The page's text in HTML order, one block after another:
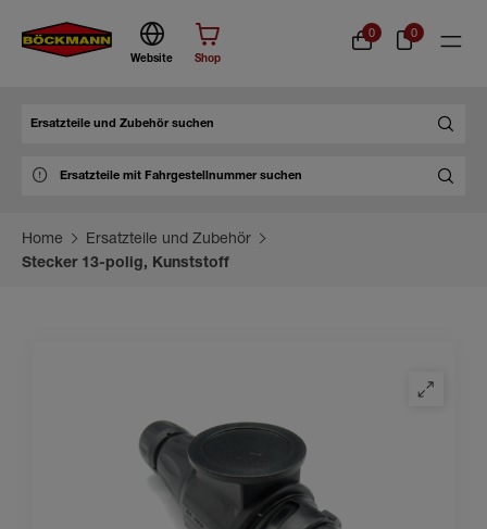
Website Shop
0 0
Home
Ersatzteile und Zubehör
Stecker 13-polig, Kunststoff